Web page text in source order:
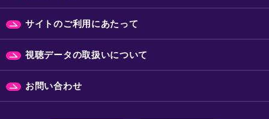
サイトのご利用にあたって
視聴データの取扱いについて
お問い合わせ